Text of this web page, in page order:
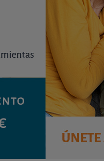
Contrato tipo para
Arrendamientos
Contenido
este contenido.